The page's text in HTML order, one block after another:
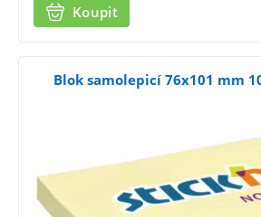
Koupit
Blok samolepicí 76x101 mm